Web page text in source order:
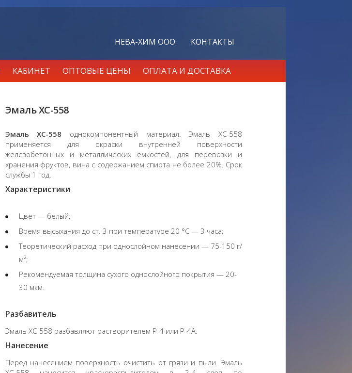
НЕВА-ХИМ ООО КОНТАКТЫ
КАБИНЕТ ОПТОВЫЕ ЦЕНЫ ОПЛАТА И ДОСТАВКА
Эмаль ХС-558
Эмаль ХС-558 однокомпонентный материал. Эмаль ХС-558
применяется для окраски внутренней поверхности
железобетонных и металлических ёмкостей, для перевозки и
хранения фруктов, вина с содержанием спирта не более 20%. Срок
службы 1 год.
Характеристики
Цвет — белый;
Время высыхания до ст. 3 при температуре 20 °C — 3 часа;
Теоретический расход при однослойном нанесении — 75-150 г/
м²;
Рекомендуемая толщина сухого однослойного покрытия — 20-
30 мкм.
Разбавитель
Эмаль ХС-558 разбавляют растворителем Р-4 или Р-4А.
Нанесение
Перед нанесением поверхность очистить от грязи и пыли. Эмаль